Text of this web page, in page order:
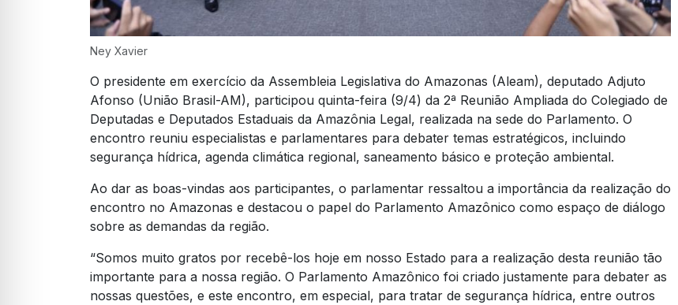
Ney Xavier
O presidente em exercício da Assembleia Legislativa do Amazonas (Aleam), deputado Adjuto
Afonso (União Brasil-AM), participou quinta-feira (9/4) da 2ª Reunião Ampliada do Colegiado de
Deputadas e Deputados Estaduais da Amazônia Legal, realizada na sede do Parlamento. O
encontro reuniu especialistas e parlamentares para debater temas estratégicos, incluindo
segurança hídrica, agenda climática regional, saneamento básico e proteção ambiental.
Ao dar as boas-vindas aos participantes, o parlamentar ressaltou a importância da realização do
encontro no Amazonas e destacou o papel do Parlamento Amazônico como espaço de diálogo
sobre as demandas da região.
“Somos muito gratos por recebê-los hoje em nosso Estado para a realização desta reunião tão
importante para a nossa região. O Parlamento Amazônico foi criado justamente para debater as
nossas questões, e este encontro, em especial, para tratar de segurança hídrica, entre outros